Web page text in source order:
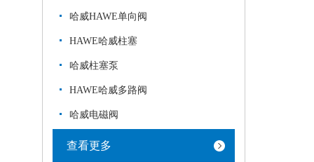
哈威HAWE单向阀
HAWE哈威柱塞
哈威柱塞泵
HAWE哈威多路阀
哈威电磁阀
查看更多